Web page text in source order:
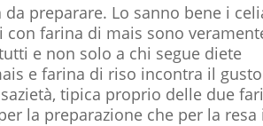
preparare. Lo sanno bene i
farina di mais sono
e non solo a chi segue diete
e farina di riso incontra il
tipica proprio delle due
la preparazione che per la resa